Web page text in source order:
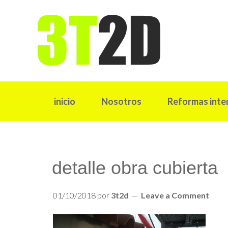
inicio Nosotros Reformas
detalle obra cubierta
01/10/2018 por 3t2d Leave a Comment